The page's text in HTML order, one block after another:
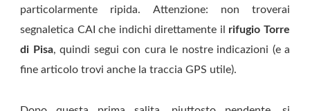
particolarmente ripida. Attenzione: non troverai
segnaletica CAI che indichi direttamente il rifugio Torre
di Pisa, quindi segui con cura le nostre indicazioni (e a
fine articolo trovi anche la traccia GPS utile).